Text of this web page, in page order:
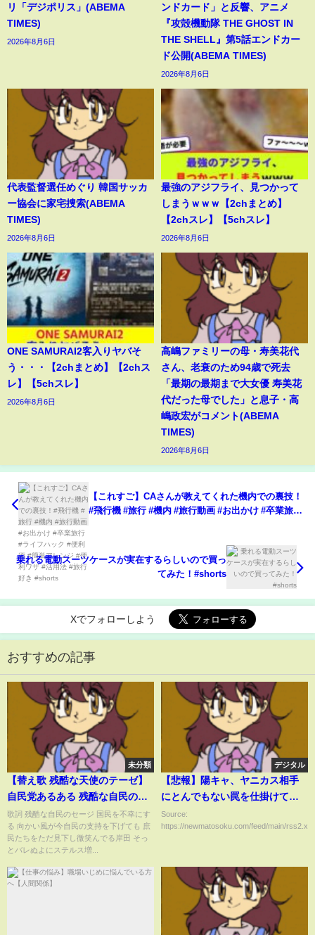
リ「デジポリス」(ABEMA
TIMES)
2026年8月6日
ンドカード」と反響、アニメ
『攻殻機動隊 THE GHOST IN
THE SHELL』第5話エンドカー
ド公開(ABEMA TIMES)
2026年8月6日
代表監督選任めぐり 韓国サッカ
ー協会に家宅捜索(ABEMA
TIMES)
2026年8月6日
最強のアジフライ、見つかって
しまうｗｗｗ【2chまとめ】
【2chスレ】【5chスレ】
2026年8月6日
ONE SAMURAI2客入りヤバそ
う・・・【2chまとめ】【2chス
レ】【5chスレ】
2026年8月6日
高嶋ファミリーの母・寿美花代
さん、老衰のため94歳で死去
「最期の最期まで大女優 寿美花
代だった母でした」と息子・高
嶋政宏がコメント(ABEMA
TIMES)
2026年8月6日
【これすご】CAさんが教えてくれた機内での裏技！
#飛行機 #旅行 #機内 #旅行動画 #お出かけ #卒業旅行
乗れる電動スーツケースが実在するらしいので買っ
てみた！#shorts
Xでフォローしよう
おすすめの記事
未分類
【替え歌 残酷な天使のテーゼ】
自民党あるある 残酷な自民のセ
ージ #岸田 #自民党 #エヴァ
歌詞 残酷な自民のセージ 国民を不幸にす
る 向かい風が今自民の支持を下げても 庶
民たちをただ見下し微笑んでる岸田 そっ
とバレぬよにステルス増...
デジタル
【悲報】陽キャ、ヤニカス相手
にとんでもない罠を仕掛けてし
まうｗｗｗｗｗｗｗｗｗｗ
Source:
https://newmatosoku.com/feed/main/